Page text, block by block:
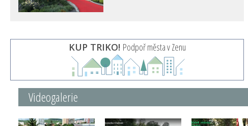
KUP TRIKO! Podpoř města v Zenu
Videogalerie